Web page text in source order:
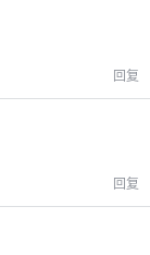
回复
回复